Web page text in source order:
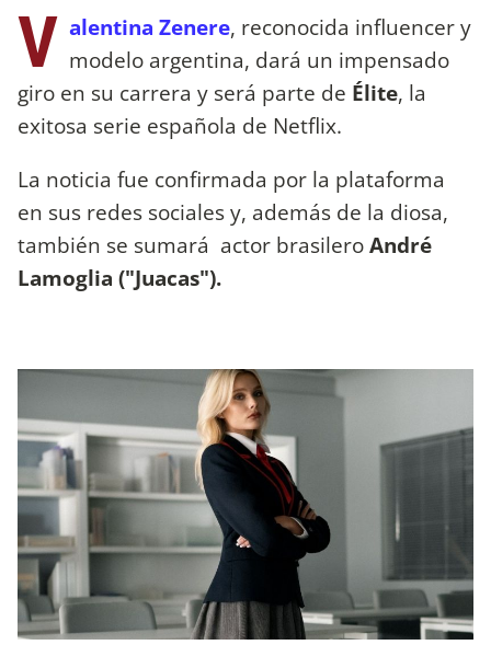
V alentina Zenere, reconocida influencer y
modelo argentina, dará un impensado
giro en su carrera y será parte de Élite, la
exitosa serie española de Netflix.
La noticia fue confirmada por la plataforma
en sus redes sociales y, además de la diosa,
también se sumará actor brasileroAndré
Lamoglia ("Juacas").